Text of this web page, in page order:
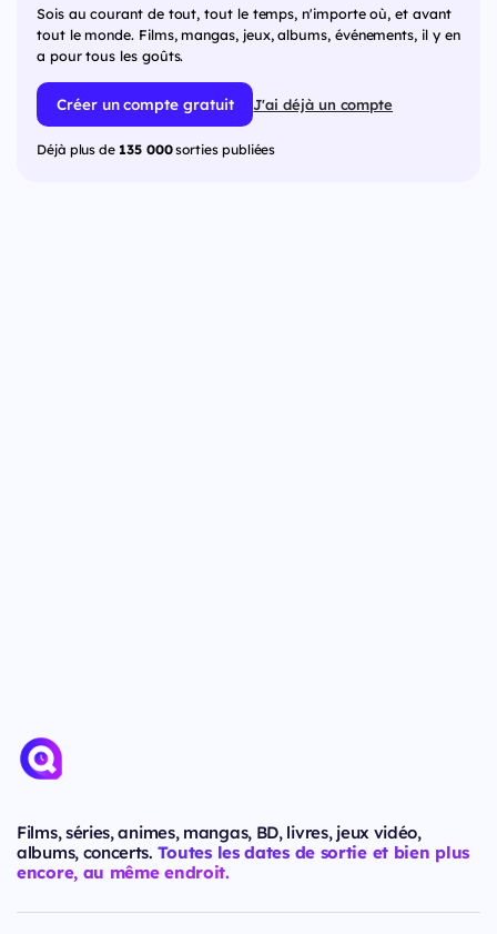
Sois au courant de tout, tout le temps, n'importe où, et avant
tout le monde. Films, mangas, jeux, albums, événements, il y en
a pour tous les goûts.
Créer un compte gratuit J'ai déjà un compte
Déjà plus de 135 000sorties publiées
Films, séries, animes, mangas, BD, livres, jeux vidéo,
albums, concerts. Toutes les dates de sortie et bien plus
encore, au même endroit.